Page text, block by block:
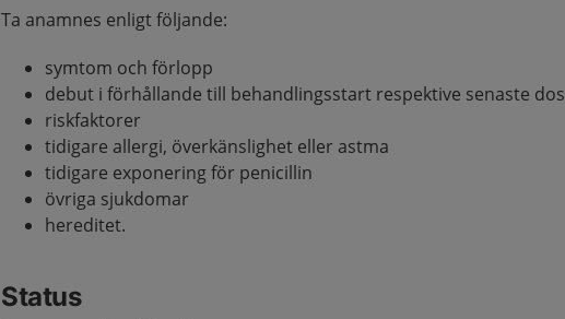
Ta anamnes enligt följande:
symtom och förlopp
debut i förhållande till behandlingsstart respektive senaste dos
riskfaktorer
tidigare allergi, överkänslighet eller astma
tidigare exponering för penicillin
övriga sjukdomar
hereditet.
Status